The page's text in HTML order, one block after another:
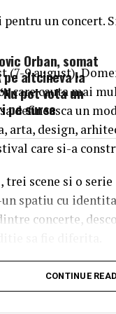
Orban, somat
pe altcineva la
pot vota un
pe surse
un concert.
(7-9 august),
care cauta mai
defineasca un
arta, design,
care si-a
trei scene si o
spatiu cu
concerte,
singurCONTINUE